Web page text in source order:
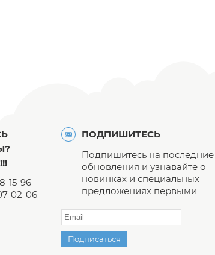
15-96
02-06
ПОДПИШИТЕСЬ
Подпишитесь на последние
обновления и узнавайте о
новинках и специальных
предложениях первыми
Подписаться